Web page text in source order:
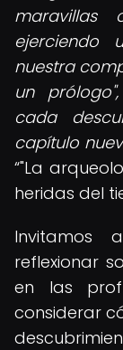
maravillas
ejerciendo
nuestra
un
cada
capítulo
"La
heridas del
reflexionar
en las
considerar